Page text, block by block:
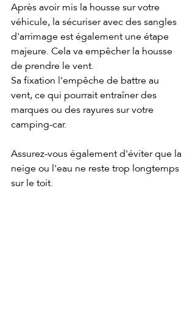
Après avoir mis la housse sur votre
véhicule, la sécuriser avec des sangles
d'arrimage est également une étape
majeure. Cela va empêcher la housse
de prendre le vent.
Sa fixation l'empêche de battre au
vent, ce qui pourrait entraîner des
marques ou des rayures sur votre
camping-car.
Assurez-vous également d'éviter que la
neige ou l'eau ne reste trop longtemps
sur le toit.